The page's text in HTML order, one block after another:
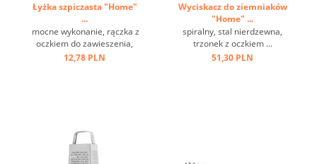
Łyżka szpiczasta "Home"
...
mocne wykonanie, rączka z
oczkiem do zawieszenia,
stal nierdzewna ...
12,78 PLN
Wyciskacz do ziemniaków
"Home" ...
spiralny, stal nierdzewna,
trzonek z oczkiem ...
51,30 PLN